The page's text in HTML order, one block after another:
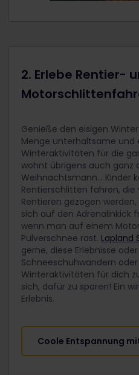
2. Erlebe Rentier-
Genieße den eisigen
Menge unterhaltsame und
Winteraktivitäten für die
wohnt übrigens auch ganz
Weihnachtsmann... Kinder
Rentierschlitten fahren,
Rentieren gezogen
sich auf den Adrenalinkick
wenn man auf einem
Pulverschnee rast. Lapland
gerne, diese Erlebnisse
Schneeschuhwandern
Winteraktivitäten für dich
sich, dafür zu sparen! Ein
Erlebnis.
Coole Entspannung